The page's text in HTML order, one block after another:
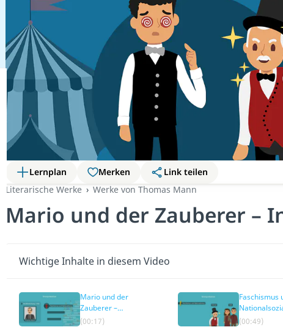
Lernplan Merken
Link teilen
Literarische Werke
Werke von Thomas Mann
Mario und der Zauberer –
Wichtige Inhalte in diesem Video
Mario und der
Zauberer –
Interpretation
(00:17)
Faschismus
– Mario und
(00:49)